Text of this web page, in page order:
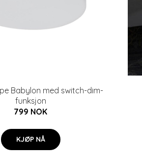
Babylon med switch-dim-
funksjon
799 NOK
KJØP NÅ